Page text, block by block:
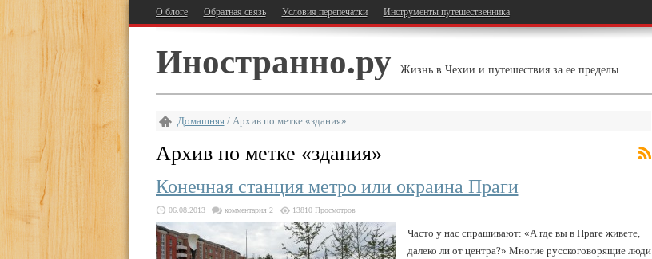
О блоге Обратная связь Условия перепечатки Инструменты путешественника
Иностранно.ру Жизнь в Чехии и путешествия за ее пределы
Домашняя/ Архив по метке «здания»
Архив по метке «здания»
Конечная станция метро или окраина Праги
06.08.2013 комментария 2 13810 Просмотров
Часто у нас спрашивают: «А где вы в Праге живете,
далеко ли от центра?» Многие русскоговорящие люди